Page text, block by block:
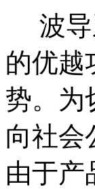
波导
的优越
势。为
向社会
由于产